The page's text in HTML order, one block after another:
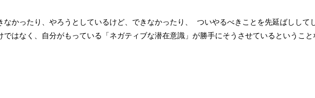
なかったり、やろうとしているけど、できなかったり、 ついやるべきことを先延ばしして
ではなく、自分がもっている「ネガティブな潜在意識」が勝手にそうさせているということ